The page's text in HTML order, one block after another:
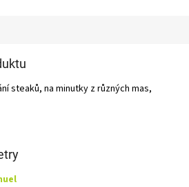
steaků, na minutky z různých mas,